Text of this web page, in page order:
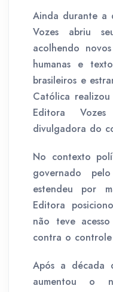
Ainda durante a
Vozes abriu
acolhendo
humanas e
brasileiros e
Católica
Editora
divulgadora do
No contexto
governado
estendeu por
Editora
não teve
contra o
Após a década
aumentou o